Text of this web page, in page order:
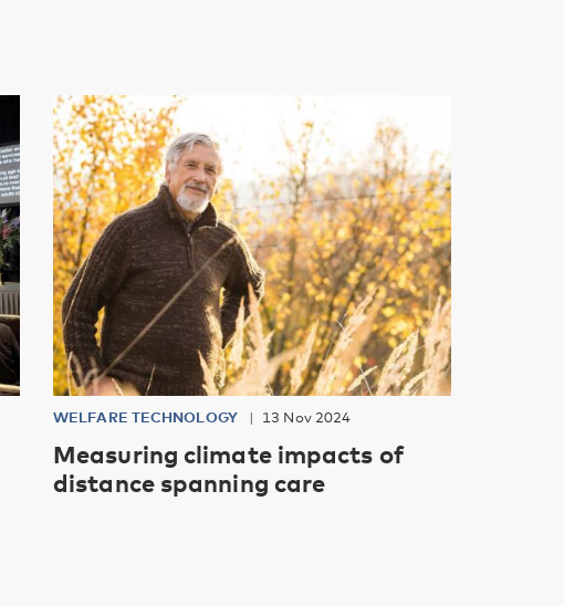
WELFARE TECHNOLOGY 13 Nov 2024
Measuring climate impacts of
distance spanning care